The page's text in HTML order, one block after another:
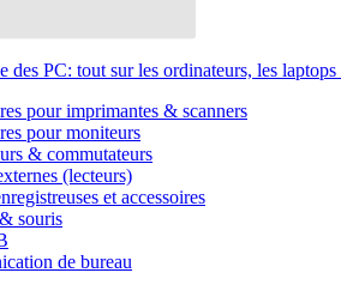
des PC: tout sur les ordinateurs, les laptops
pour imprimantes & scanners
pour moniteurs
& commutateurs
(lecteurs)
et accessoires
souris
de bureau